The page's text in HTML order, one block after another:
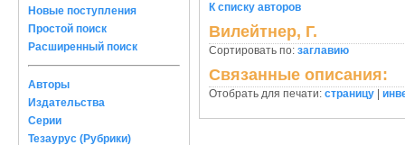
Новые поступления
Простой поиск
Расширенный поиск
Авторы
Издательства
Серии
Тезаурус (Рубрики)
К списку авторов
Вилейтнер, Г.
Сортировать по: заглавию
Связанные описания:
Отобрать для печати: страницу